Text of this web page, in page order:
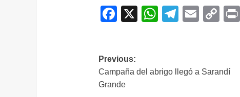
Facebook
X WhatsApp
Email
Navegación
de
Previous:
Campaña del abrigo llegó a Sarandí
Grande